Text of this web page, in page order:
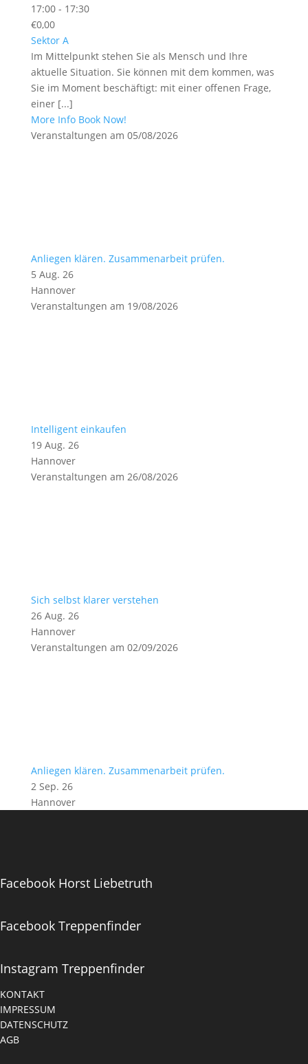
17:00 - 17:30
€0,00
Sektor A
Im Mittelpunkt stehen Sie als Mensch und Ihre
aktuelle Situation. Sie können mit dem kommen, was
Sie im Moment beschäftigt: mit einer offenen Frage,
einer [...]
More Info Book Now!
Veranstaltungen am 05/08/2026
Anliegen klären. Zusammenarbeit prüfen.
5 Aug. 26
Hannover
Veranstaltungen am 19/08/2026
Intelligent einkaufen
19 Aug. 26
Hannover
Veranstaltungen am 26/08/2026
Sich selbst klarer verstehen
26 Aug. 26
Hannover
Veranstaltungen am 02/09/2026
Anliegen klären. Zusammenarbeit prüfen.
2 Sep. 26
Hannover
Facebook Horst Liebetruth
Facebook Treppenfinder
Instagram Treppenfinder
KONTAKT
IMPRESSUM
DATENSCHUTZ
AGB